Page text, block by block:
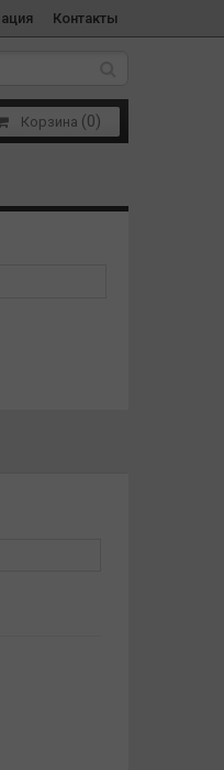
Контакты
Корзина (0)